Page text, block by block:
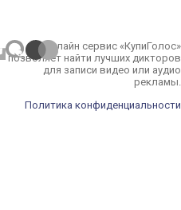
Онлайн сервис «КупиГолос»
позволяет найти лучших дикторов
для записи видео или аудио
рекламы.
Политика конфиденциальности